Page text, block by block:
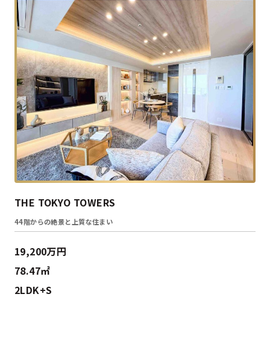
THE TOKYO TOWERS
44階からの絶景と上質な住まい
19,200万円
78.47㎡
2LDK+S